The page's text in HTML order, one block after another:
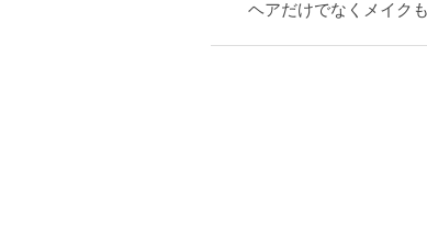
ヘアだけでなくメイク